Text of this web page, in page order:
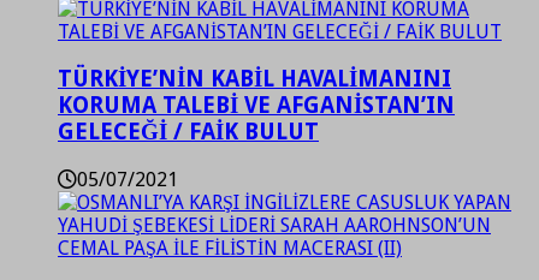
TÜRKİYE’NİN KABİL HAVALİMANINI
KORUMA TALEBİ VE AFGANİSTAN’IN
GELECEĞİ / FAİK BULUT
05/07/2021